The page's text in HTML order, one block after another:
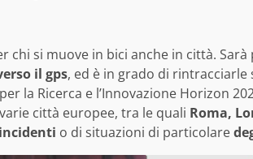
chi si muove in bici anche in città.
il gps, ed è in grado di rintracciarle
la Ricerca e l’Innovazione Horizon
città europee, tra le quali Roma,
incidenti o di situazioni di particolare